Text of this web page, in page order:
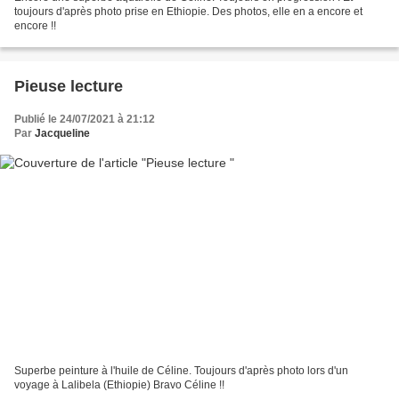
toujours d'après photo prise en Ethiopie. Des photos, elle en a encore et
encore !!
Pieuse lecture
Publié le 24/07/2021 à 21:12
Par Jacqueline
Superbe peinture à l'huile de Céline. Toujours d'après photo lors d'un
voyage à Lalibela (Ethiopie) Bravo Céline !!